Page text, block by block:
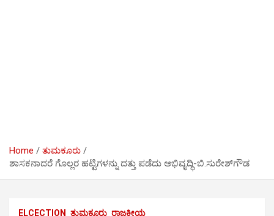
Home
ತುಮಕೂರು
ಶಾಸಕನಾದರೆ ಗೊಲ್ಲರ ಹಟ್ಟಿಗಳನ್ನು ದತ್ತು ಪಡೆದು ಅಭಿವೃದ್ಧಿ-ಬಿ.ಸುರೇಶ್‍ಗೌಡ
ELCECTION ತುಮಕೂರು ರಾಜಕೀಯ